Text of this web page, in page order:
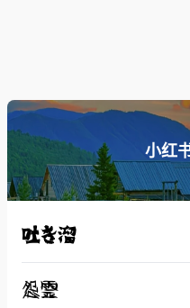
小红
吐き溜
怨霊